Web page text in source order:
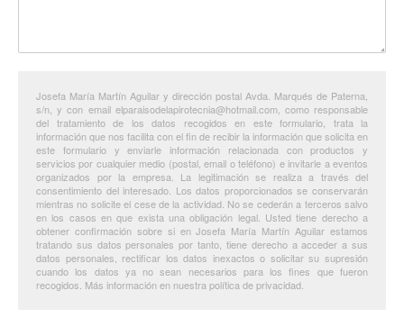
Josefa María Martín Aguilar y dirección postal Avda. Marqués de Paterna,
s/n, y con email elparaisodelapirotecnia@hotmail.com, como responsable
del tratamiento de los datos recogidos en este formulario, trata la
información que nos facilita con el fin de recibir la información que solicita en
este formulario y enviarle información relacionada con productos y
servicios por cualquier medio (postal, email o teléfono) e invitarle a eventos
organizados por la empresa. La legitimación se realiza a través del
consentimiento del interesado. Los datos proporcionados se conservarán
mientras no solicite el cese de la actividad. No se cederán a terceros salvo
en los casos en que exista una obligación legal. Usted tiene derecho a
obtener confirmación sobre si en Josefa María Martín Aguilar estamos
tratando sus datos personales por tanto, tiene derecho a acceder a sus
datos personales, rectificar los datos inexactos o solicitar su supresión
cuando los datos ya no sean necesarios para los fines que fueron
recogidos. Más información en nuestra política de privacidad.